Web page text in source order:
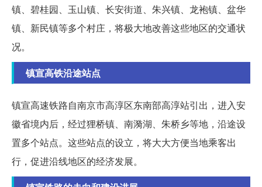
镇、碧桂园、玉山镇、长安街道、朱兴镇、龙袍镇、盆华
镇、新民镇等多个村庄，将极大地改善这些地区的交通状
况。
镇宣高铁沿途站点
镇宣高速铁路自南京市高淳区东南部高淳站引出，进入安
徽省境内后，经过狸桥镇、南漪湖、朱桥乡等地，沿途设
置多个站点。这些站点的设立，将大大方便当地乘客出
行，促进沿线地区的经济发展。